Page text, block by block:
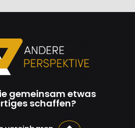
gemeinsam etwas
schaffen?